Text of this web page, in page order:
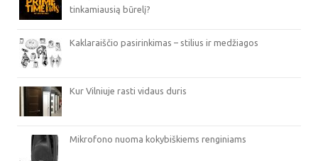
tinkamiausią būrelį?
Kaklaraiščio pasirinkimas – stilius ir medžiagos
Kur Vilniuje rasti vidaus duris
Mikrofono nuoma kokybiškiems renginiams